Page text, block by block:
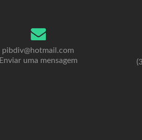
pibdiv@hotmail.com
Enviar uma mensagem